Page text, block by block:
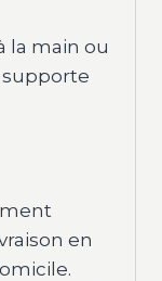
la main ou
supporte
en